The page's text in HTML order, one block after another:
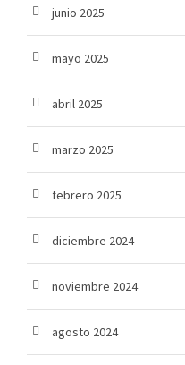
junio 2025
mayo 2025
abril 2025
marzo 2025
febrero 2025
diciembre 2024
noviembre 2024
agosto 2024